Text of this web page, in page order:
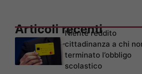
Articoli recenti
Niente reddito
cittadinanza a chi
terminato l’obbligo
scolastico